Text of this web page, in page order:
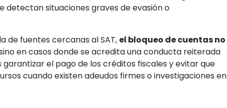
detectan situaciones graves de evasión o
de fuentes cercanas al SAT, el bloqueo de cuentas no
en casos donde se acredita una conducta reiterada
el pago de los créditos fiscales y evitar que
cuando existen adeudos firmes o investigaciones en